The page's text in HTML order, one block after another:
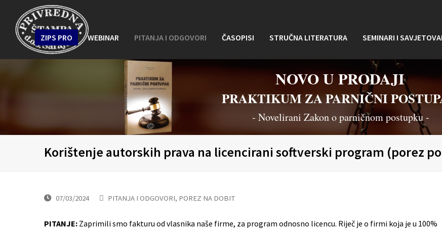
ZIPS PRO WEBINAR PITANJA I ODGOVORI ČASOPISI STRUČNA LITERATURA SEMINARI I
NOVO U PRODAJI
PRAKTIKUM ZA PARNIČNI
- Novelirani Zakon o parničnom postupku -
Korištenje autorskih prava na licencirani softverski program (porez
07/03/2024 PITANJA I ODGOVORI, POREZ NA DOBIT
PITANJE: Zaprimili smo fakturu od vlasnika naše firme, za program odnosno licencu. Riječ je o firmi koja je u 100%